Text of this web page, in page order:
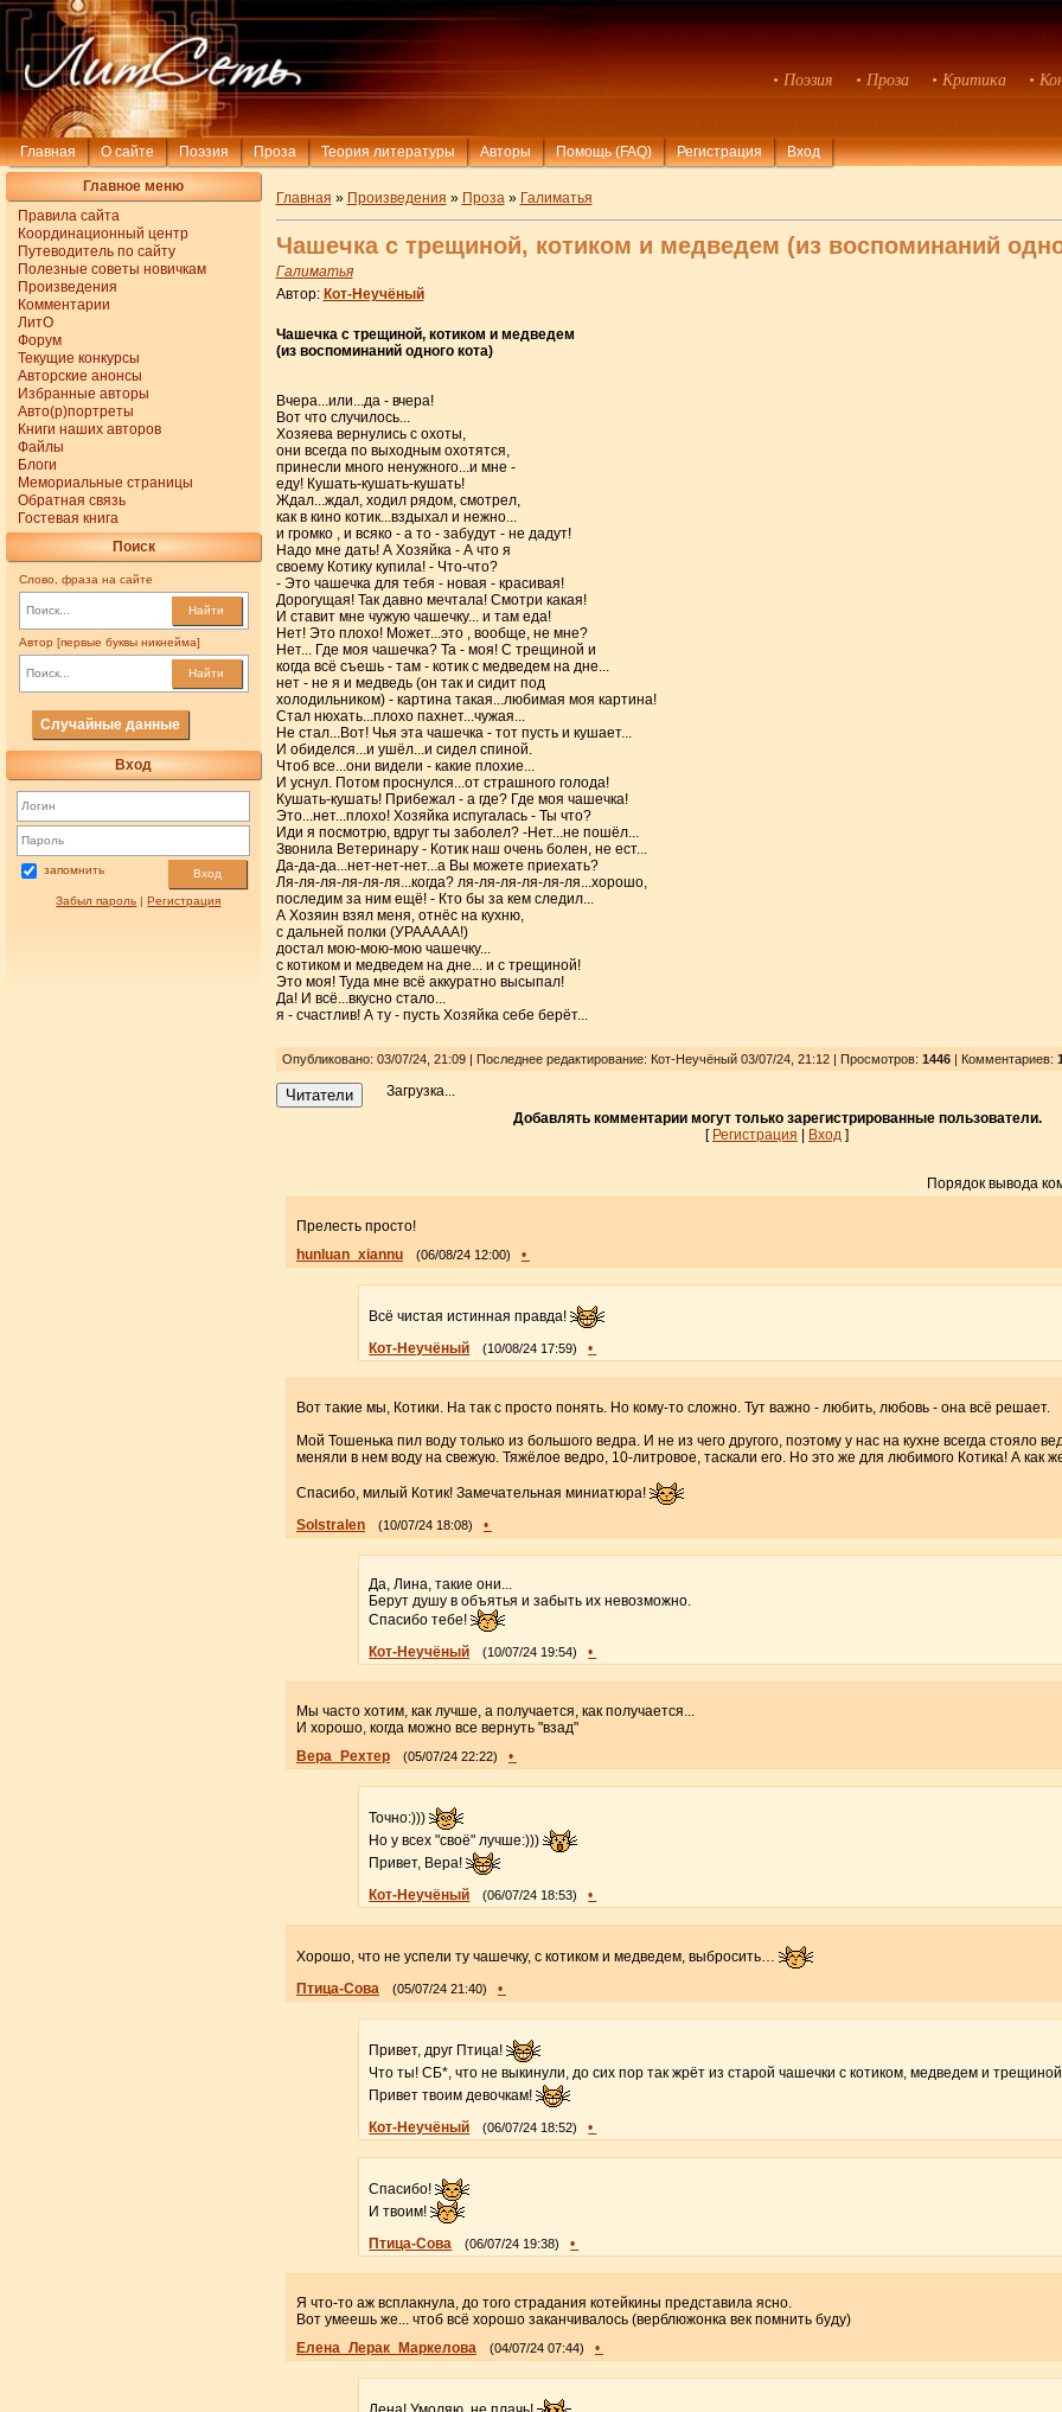
• Поэзия • Проза • Критика •
Главная О сайте Поэзия Проза Теория литературы Авторы Помощь (FAQ) Регистрация Вход
Главное меню
Правила сайта
Координационный центр
Путеводитель по сайту
Полезные советы новичкам
Произведения
Комментарии
ЛитО
Форум
Текущие конкурсы
Авторские анонсы
Избранные авторы
Авто(р)портреты
Книги наших авторов
Файлы
Блоги
Мемориальные страницы
Обратная связь
Гостевая книга
Поиск
Слово, фраза на сайте
Найти
Автор [первые буквы никнейма]
Найти
Случайные данные
Вход
запомнить Вход
Забыл пароль |Регистрация
Главная » Произведения » Проза » Галиматья
Чашечка с трещиной, котиком и медведем (из воспоминаний
Галиматья
Автор: Кот-Неучёный
Чашечка с трещиной, котиком и медведем
(из воспоминаний одного кота)
Вчера...или...да - вчера!
Вот что случилось...
Хозяева вернулись с охоты,
они всегда по выходным охотятся,
принесли много ненужного...и мне -
еду! Кушать-кушать-кушать!
Ждал...ждал, ходил рядом, смотрел,
как в кино котик...вздыхал и нежно...
и громко , и всяко - а то - забудут - не дадут!
Надо мне дать! А Хозяйка - А что я
своему Котику купила! - Что-что?
- Это чашечка для тебя - новая - красивая!
Дорогущая! Так давно мечтала! Смотри какая!
И ставит мне чужую чашечку... и там еда!
Нет! Это плохо! Может...это , вообще, не мне?
Нет... Где моя чашечка? Та - моя! С трещиной и
когда всё съешь - там - котик с медведем на дне...
нет - не я и медведь (он так и сидит под
холодильником) - картина такая...любимая моя картина!
Стал нюхать...плохо пахнет...чужая...
Не стал...Вот! Чья эта чашечка - тот пусть и кушает...
И обиделся...и ушёл...и сидел спиной.
Чтоб все...они видели - какие плохие...
И уснул. Потом проснулся...от страшного голода!
Кушать-кушать! Прибежал - а где? Где моя чашечка!
Это...нет...плохо! Хозяйка испугалась - Ты что?
Иди я посмотрю, вдруг ты заболел? -Нет...не пошёл...
Звонила Ветеринару - Котик наш очень болен, не ест...
Да-да-да...нет-нет-нет...а Вы можете приехать?
Ля-ля-ля-ля-ля-ля...когда? ля-ля-ля-ля-ля-ля...хорошо,
последим за ним ещё! - Кто бы за кем следил...
А Хозяин взял меня, отнёс на кухню,
с дальней полки (УРААААА!)
достал мою-мою-мою чашечку...
с котиком и медведем на дне... и с трещиной!
Это моя! Туда мне всё аккуратно высыпал!
Да! И всё...вкусно стало...
я - счастлив! А ту - пусть Хозяйка себе берёт...
Опубликовано: 03/07/24, 21:09 | Последнее редактирование: Кот-Неучёный 03/07/24, 21:12 | Просмотров: 1446| Комментариев:
Читатели
Загрузка...
Добавлять комментарии могут только зарегистрированные пользователи.
[ Регистрация | Вход ]
Порядок вывода
Прелесть просто!
hunluan_xiannu
(06/08/24 12:00) •
Всё чистая истинная правда!
Кот-Неучёный
(10/08/24 17:59) •
Вот такие мы, Котики. На так с просто понять. Но кому-то сложно. Тут важно - любить, любовь - она всё решает.
Мой Тошенька пил воду только из большого ведра. И не из чего другого, поэтому у нас на кухне всегда стояло
меняли в нeм воду на свежую. Тяжёлое ведро, 10-литровое, таскали его. Но это же для любимого Котика! А как
Спасибо, милый Котик! Замечательная миниатюра!
Solstralen
(10/07/24 18:08) •
Да, Лина, такие они...
Берут душу в объятья и забыть их невозможно.
Спасибо тебе!
Кот-Неучёный
(10/07/24 19:54) •
Мы часто хотим, как лучше, а получается, как получается...
И хорошо, когда можно все вернуть "взад"
Вера_Рехтер
(05/07/24 22:22) •
Точно:)))
Но у всех "своё" лучше:)))
Привет, Вера!
Кот-Неучёный
(06/07/24 18:53) •
Хорошо, что не успели ту чашечку, с котиком и медведем, выбросить…
Птица-Сова
(05/07/24 21:40) •
Привет, друг Птица!
Что ты! СБ*, что не выкинули, до сих пор так жрёт из старой чашечки с котиком, медведем и
Привет твоим девочкам!
Кот-Неучёный
(06/07/24 18:52) •
Спасибо!
И твоим!
Птица-Сова
(06/07/24 19:38) •
Я что-то аж всплакнула, до того страдания котейкины представила ясно.
Вот умеешь же... чтоб всё хорошо заканчивалось (верблюжонка век помнить буду)
Елена_Лерак_Маркелова
(04/07/24 07:44) •
Лена! Умоляю, не плачь!